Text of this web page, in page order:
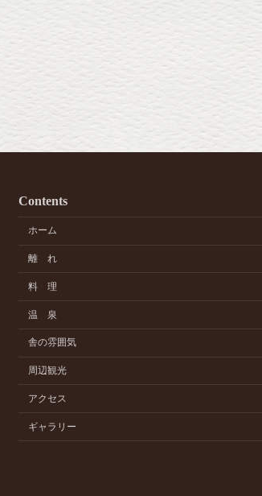
Contents
ホーム
離 れ
料 理
温 泉
舎の雰囲気
周辺観光
アクセス
ギャラリー